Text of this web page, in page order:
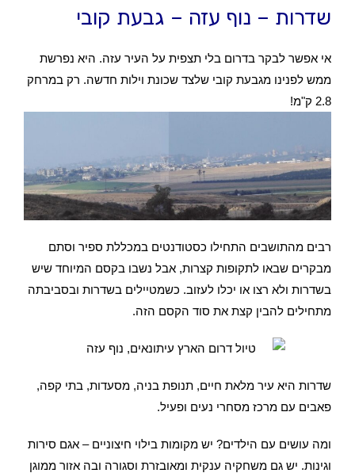
שדרות – נוף עזה – גבעת קובי
אי אפשר לבקר בדרום בלי תצפית על העיר עזה. היא נפרשת
ממש לפנינו מגבעת קובי שלצד שכונת וילות חדשה. רק במרחק
2.8 ק"מ!
רבים מהתושבים התחילו כסטודנטים במכללת ספיר וסתם
מבקרים שבאו לתקופות קצרות, אבל נשבו בקסם המיוחד שיש
בשדרות ולא רצו או יכלו לעזוב. כשמטיילים בשדרות ובסביבתה
מתחילים להבין קצת את סוד הקסם הזה.
שדרות היא עיר מלאת חיים, תנופת בניה, מסעדות, בתי קפה,
פאבים עם מרכז מסחרי נעים ופעיל.
ומה עושים עם הילדים? יש מקומות בילוי חיצוניים – אגם סירות
וגינות. יש גם משחקיה ענקית ומאובזרת וסגורה ובה אזור ממוגן